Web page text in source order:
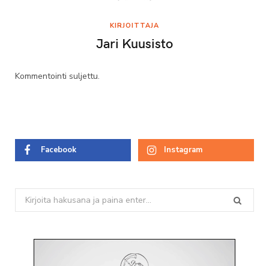
KIRJOITTAJA
Jari Kuusisto
Kommentointi suljettu.
Facebook Instagram
Search
for: